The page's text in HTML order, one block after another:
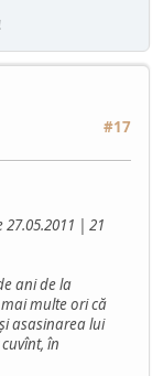
#17
| 21
ani de la
multe ori că
asasinarea lui
în